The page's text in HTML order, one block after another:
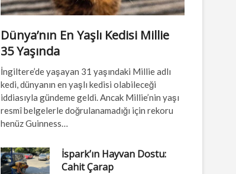
Dünya’nın En Yaşlı Kedisi Millie
35 Yaşında
İngiltere’de yaşayan 31 yaşındaki Millie adlı
kedi, dünyanın en yaşlı kedisi olabileceği
iddiasıyla gündeme geldi. Ancak Millie’nin yaşı
resmî belgelerle doğrulanamadığı için rekoru
henüz Guinness…
İspark’ın Hayvan Dostu:
Cahit Çarap